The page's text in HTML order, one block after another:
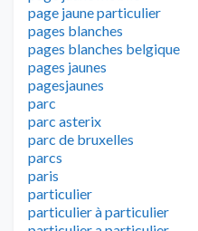
page jaune particulier
pages blanches
pages blanches belgique
pages jaunes
pagesjaunes
parc
parc asterix
parc de bruxelles
parcs
paris
particulier
particulier à particulier